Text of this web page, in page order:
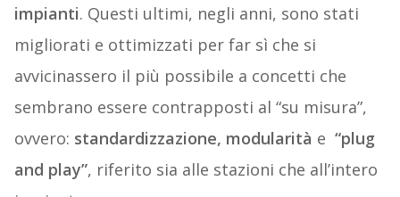
impianti. Questi ultimi, negli anni, sono stati
migliorati e ottimizzati per far sì che si
avvicinassero il più possibile a concetti che
sembrano essere contrapposti al “su misura”,
ovvero: standardizzazione, modularità e “plug
and play”, riferito sia alle stazioni che all’intero